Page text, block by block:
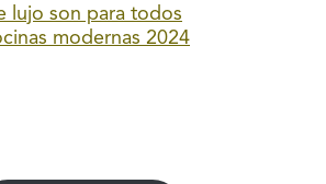
lujo son para todos
modernas 2024